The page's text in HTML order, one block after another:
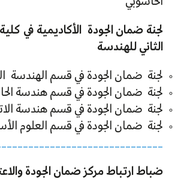
لجنة ضمان الجودة الأكاديمية في
الثاني للهندسة
لجنة ضمان الجودة في قسم الهندسة
لجنة ضمان الجودة في قسم هندسة
لجنة ضمان الجودة في قسم هندسة
لجنة ضمان الجودة في قسم العلوم
ضباط ارتباط مركز ضمان الجودة